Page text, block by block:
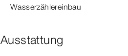
Wasser­zählereinbau
Ausstattung